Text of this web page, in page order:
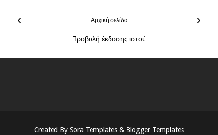
‹ ›
Αρχική σελίδα
Προβολή έκδοσης ιστού
Created By Sora Templates & Blogger Templates